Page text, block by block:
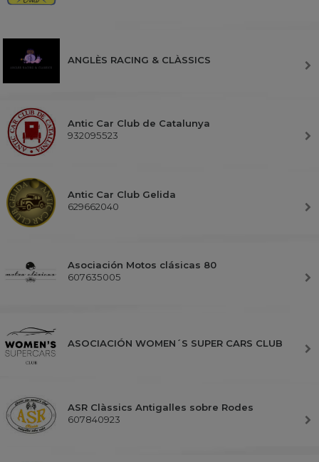
ANGLÈS RACING & CLÀSSICS
Antic Car Club de Catalunya
932095523
Antic Car Club Gelida
629662040
Asociación Motos clásicas 80
607635005
ASOCIACIÓN WOMEN´S SUPER CARS CLUB
ASR Clàssics Antigalles sobre Rodes
607840923